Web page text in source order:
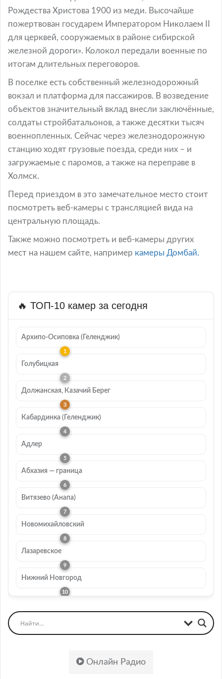
Рождества Христова 1900 из меди. Высочайше
пожертвован государем Императором Николаем II
для церквей, сооружаемых в районе сибирской
железной дороги». Колокол передали военные по
итогам длительных переговоров.
В поселке есть собственный железнодорожный
вокзал и платформа для пассажиров. В возведение
объектов значительный вклад внесли заключённые,
солдаты стройбатальонов, а также десятки тысяч
военнопленных. Сейчас через железнодорожную
станцию ходят грузовые поезда, среди них – и
загружаемые с паромов, а также на переправе в
Холмск.
Перед приездом в это замечательное место стоит
посмотреть веб-камеры с трансляцией вида на
центральную площадь.
Также можно посмотреть и веб-камеры других
мест на нашем сайте, например камеры Домбай.
🔥 ТОП-10 камер за сегодня
Архипо-Осиповка (Геленджик)
Голубицкая
Должанская, Казачий Берег
Кабардинка (Геленджик)
Адлер
Абхазия — граница
Витязево (Анапа)
Новомихайловский
Лазаревское
Нижний Новгород
Онлайн Радио